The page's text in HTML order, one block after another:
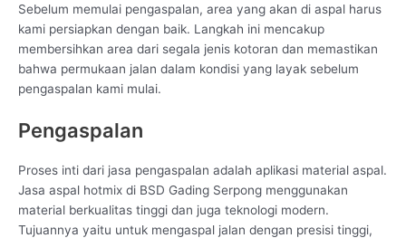
Sebelum memulai pengaspalan, area yang akan di aspal harus
kami persiapkan dengan baik. Langkah ini mencakup
membersihkan area dari segala jenis kotoran dan memastikan
bahwa permukaan jalan dalam kondisi yang layak sebelum
pengaspalan kami mulai.
Pengaspalan
Proses inti dari jasa pengaspalan adalah aplikasi material aspal.
Jasa aspal hotmix di BSD Gading Serpong menggunakan
material berkualitas tinggi dan juga teknologi modern.
Tujuannya yaitu untuk mengaspal jalan dengan presisi tinggi,